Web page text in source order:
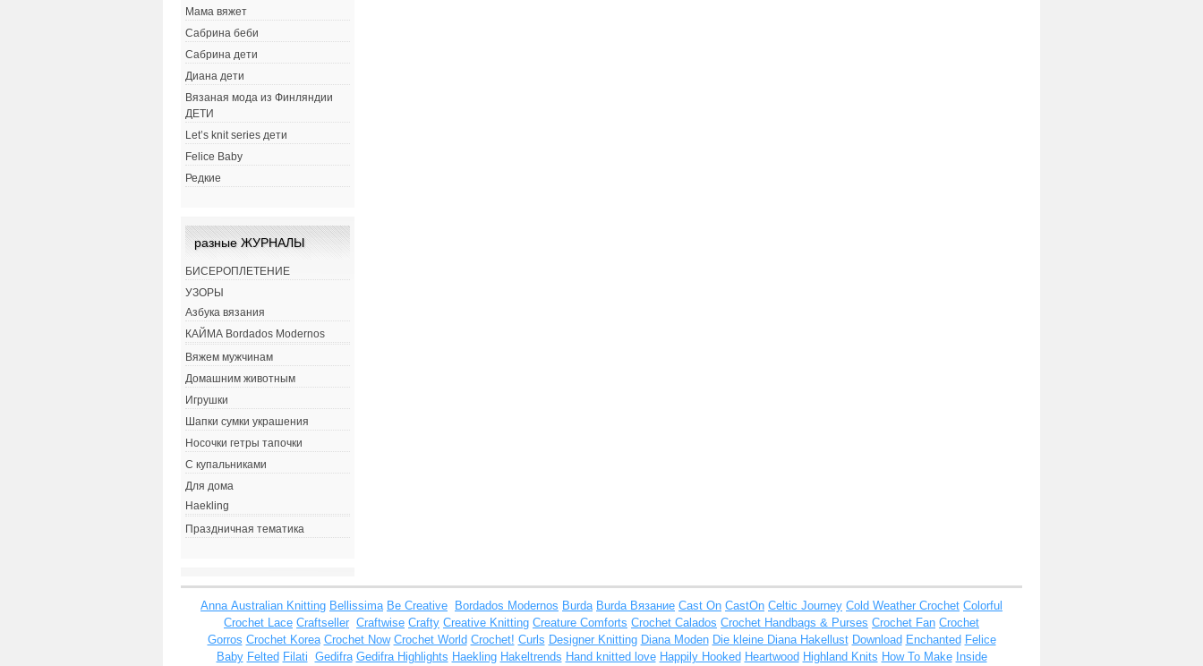
Мама вяжет
Сабрина беби
Сабрина дети
Диана дети
Вязаная мода из Финляндии
ДЕТИ
Let’s knit series дети
Felice Baby
Редкие
разные ЖУРНАЛЫ
БИСЕРОПЛЕТЕНИЕ
УЗОРЫ
Азбука вязания
КАЙМА Bordados Modernos
Вяжем мужчинам
Домашним животным
Игрушки
Шапки сумки украшения
Носочки гетры тапочки
С купальниками
Для дома
Haekling
Праздничная тематика
Anna Australian Knitting Bellissima Be Creative Bordados Modernos Burda Burda Вязание Cast On CastOn Celtic Journey Cold Weather Crochet Colorful
Crochet Lace Craftseller Craftwise Crafty Creative Knitting Creature Comforts Crochet Calados Crochet Handbags & Purses Crochet Fan Crochet
Gorros Crochet Korea Crochet Now Crochet World Crochet! Curls Designer Knitting Diana Moden Die kleine Diana Hakellust Download Enchanted Felice
Baby Felted Filati Gedifra Gedifra Highlights Haekling Hakeltrends Hand knitted love Happily Hooked Heartwood Highland Knits How To Make Inside